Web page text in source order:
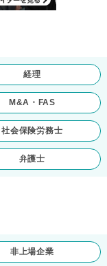
経理
M&A・FAS
社会保険労務士
弁護士
非上場企業